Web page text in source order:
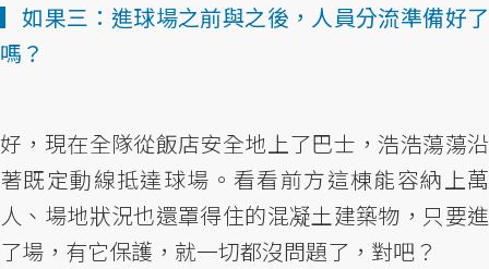
▎如果三：進球場之前與之後，人員分流準備好了
嗎？
好，現在全隊從飯店安全地上了巴士，浩浩蕩蕩沿
著既定動線抵達球場。看看前方這棟能容納上萬
人、場地狀況也還罩得住的混凝土建築物，只要進
了場，有它保護，就一切都沒問題了，對吧？